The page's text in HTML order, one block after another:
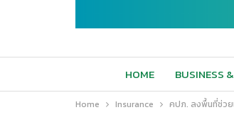
HOME BUSINESS
Home Insurance คปภ. ลงพื้นที่ช่วย